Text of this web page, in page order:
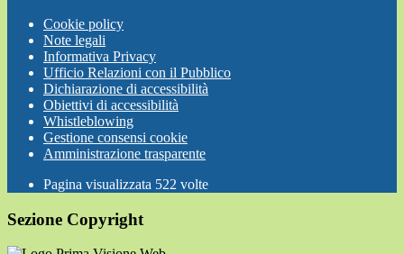
Cookie policy
Note legali
Informativa Privacy
Ufficio Relazioni con il Pubblico
Dichiarazione di accessibilità
Obiettivi di accessibilità
Whistleblowing
Gestione consensi cookie
Amministrazione trasparente
Pagina visualizzata 522 volte
Sezione Copyright